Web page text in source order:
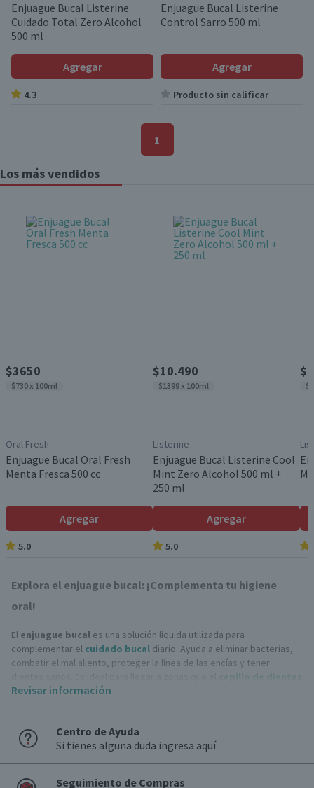
Enjuague Bucal Listerine
Cuidado Total Zero Alcohol
500 ml
Agregar
4.3
Enjuague Bucal Listerine
Control Sarro 500 ml
Agregar
Producto sin calificar
1
Los más vendidos
$3650
$730 x 100ml
Oral Fresh
Enjuague Bucal Oral Fresh
Menta Fresca 500 cc
Agregar
5.0
$10.490
$1399 x 100ml
Listerine
Enjuague Bucal Listerine Cool
Mint Zero Alcohol 500 ml +
250 ml
Agregar
5.0
Explora el enjuague bucal: ¡Complementa tu higiene
oral!
El enjuague bucal es una solución líquida utilizada para
complementar el cuidado bucal diario. Ayuda a eliminar bacterias,
combatir el mal aliento, proteger la línea de las encías y tener
cepillo de dientes
no puede alcanzar.
Elenjuague bucales un complemento esencial para mantener la
salud bucal y evitar enfermedad de las encías. Existen varios tipos
diseñados para cubrir distintas necesidades. Entre ellos se
Revisar información
Centro de Ayuda
Si tienes alguna duda ingresa aquí
Seguimiento de Compras